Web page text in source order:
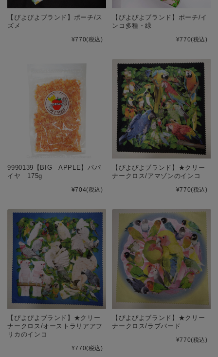
【ぴよぴよブランド】ポーチ/ス
ズメ
¥770(税込)
【ぴよぴよブランド】ポーチ/イ
ンコ多種・緑
¥770(税込)
9990139【BIG APPLE】パパ
イヤ 175g
¥704(税込)
【ぴよぴよブランド】★クリー
ナークロス/アマゾンのインコ
¥770(税込)
【ぴよぴよブランド】★クリー
ナークロス/オーストラリアアフ
リカのインコ
¥770(税込)
【ぴよぴよブランド】★クリー
ナークロス/ラブバード
¥770(税込)